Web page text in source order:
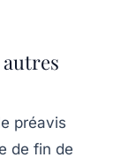
préavis
de fin de